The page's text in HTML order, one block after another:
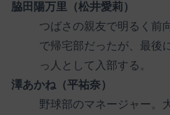
脇田陽万里（松井愛莉）
つばさの親友で明るく前
で帰宅部だったが、最後
っ人として入部する。
澤あかね（平祐奈）
野球部のマネージャー。